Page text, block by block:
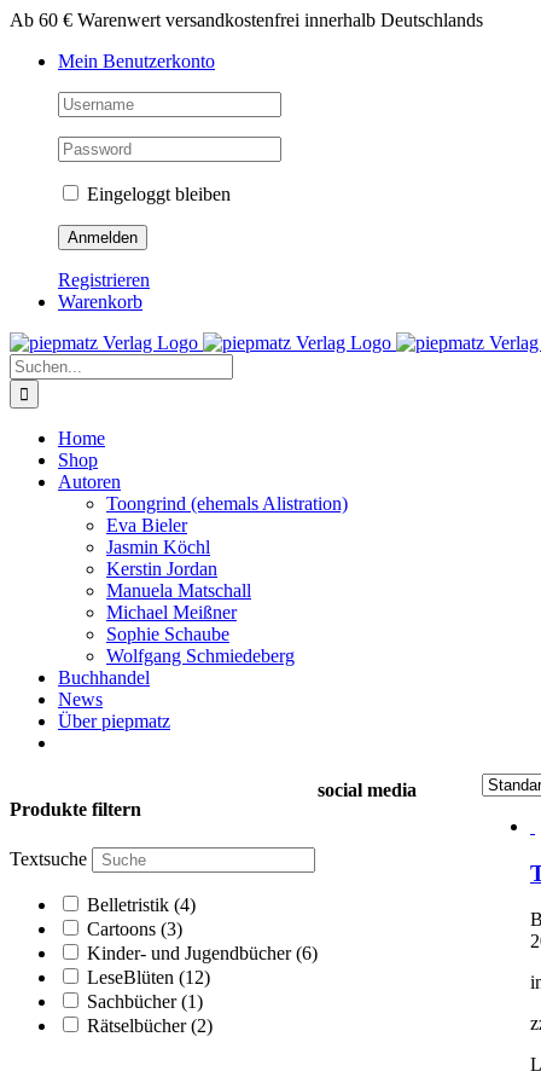
Zum
springen
Ab 60 € Warenwert versandkostenfrei innerhalb Deutschlands
Mein Benutzerkonto
Eingeloggt bleiben
Registrieren
Warenkorb
Suche
nach:
Home
Shop
Autoren
Toongrind (ehemals Alistration)
Eva Bieler
Jasmin Köchl
Kerstin Jordan
Manuela Matschall
Michael Meißner
Sophie Schaube
Wolfgang Schmiedeberg
Buchhandel
News
Über piepmatz
Produkte filtern
Textsuche
Belletristik (4)
Cartoons (3)
Kinder- und Jugendbücher(6)
LeseBlüten (12)
Sachbücher(1)
Rätselbücher(2)
social media